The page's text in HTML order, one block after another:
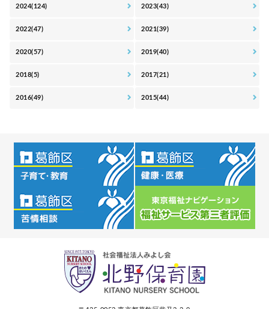
2024(124) 2023(43)
2022(47) 2021(39)
2020(57) 2019(40)
2018(5) 2017(21)
2016(49) 2015(44)